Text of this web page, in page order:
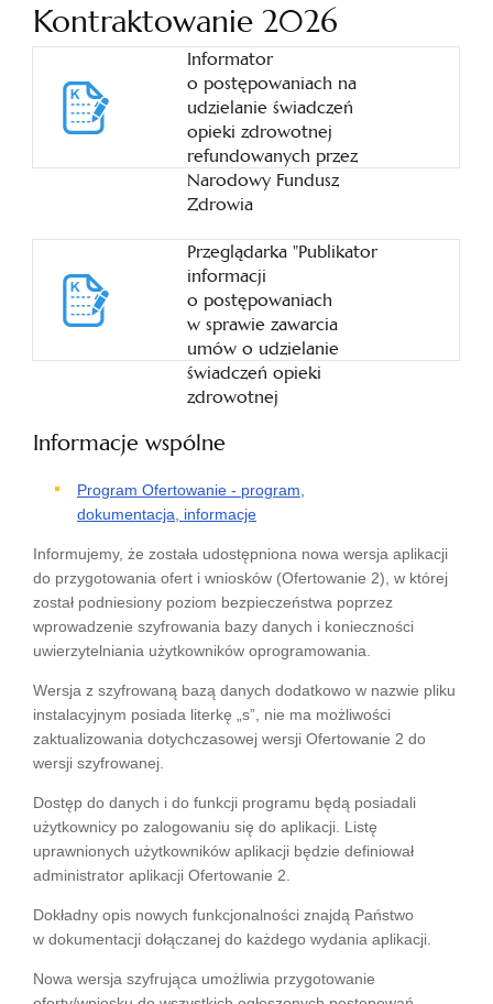
Kontraktowanie 2026
Informator
o postępowaniach na
udzielanie świadczeń
opieki zdrowotnej
refundowanych przez
Narodowy Fundusz
Zdrowia
Przeglądarka "Publikator
informacji
o postępowaniach
w sprawie zawarcia
umów o udzielanie
świadczeń opieki
zdrowotnej
Informacje wspólne
Program Ofertowanie - program,
dokumentacja, informacje
Informujemy, że została udostępniona nowa wersja aplikacji
do przygotowania ofert i wniosków (Ofertowanie 2), w której
został podniesiony poziom bezpieczeństwa poprzez
wprowadzenie szyfrowania bazy danych i konieczności
uwierzytelniania użytkowników oprogramowania.
Wersja z szyfrowaną bazą danych dodatkowo w nazwie pliku
instalacyjnym posiada literkę „s”, nie ma możliwości
zaktualizowania dotychczasowej wersji Ofertowanie 2 do
wersji szyfrowanej.
Dostęp do danych i do funkcji programu będą posiadali
użytkownicy po zalogowaniu się do aplikacji. Listę
uprawnionych użytkowników aplikacji będzie definiował
administrator aplikacji Ofertowanie 2.
Dokładny opis nowych funkcjonalności znajdą Państwo
w dokumentacji dołączanej do każdego wydania aplikacji.
Nowa wersja szyfrująca umożliwia przygotowanie